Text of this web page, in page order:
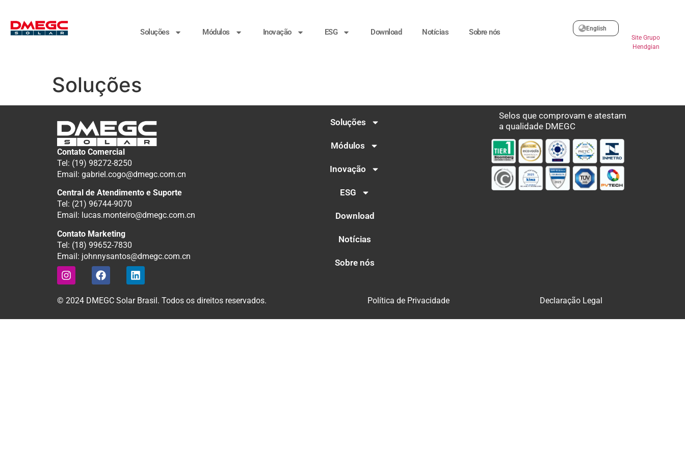
Soluções Módulos Inovação ESG Download Notícias Sobre nós
English
Site Grupo
Hendgian
Soluções
Contato Comercial
Tel: (19) 98272-8250
Email: gabriel.cogo@dmegc.com.cn
Central de Atendimento e Suporte
Tel: (21) 96744-9070
Email: lucas.monteiro@dmegc.com.cn
Contato Marketing
Tel: (18) 99652-7830
Email: johnnysantos@dmegc.com.cn
Soluções
Módulos
Inovação
ESG
Download
Notícias
Sobre nós
Selos que comprovam e atestam
a qualidade DMEGC
© 2024 DMEGC Solar Brasil. Todos os direitos reservados. Política de Privacidade Declaração Legal